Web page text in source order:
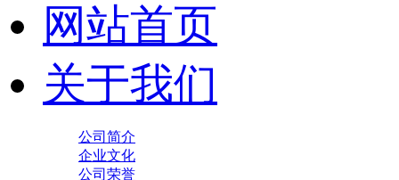
网站首页
关于我们
公司简介
企业文化
公司荣誉